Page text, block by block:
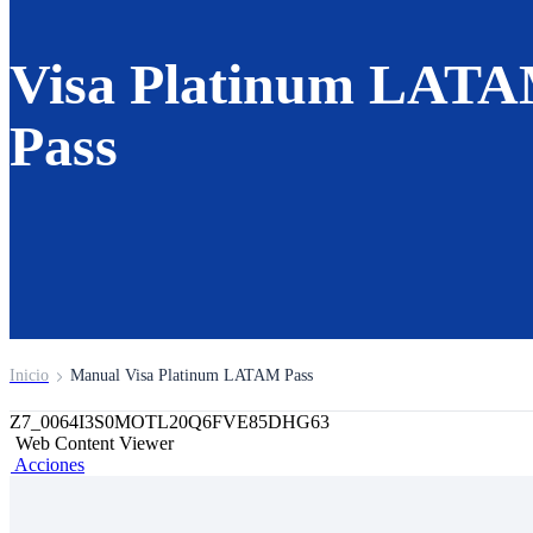
Visa Platinum
Pass
Inicio Manual Visa Platinum LATAM Pass
Z7_0064I3S0MOTL20Q6FVE85DHG63
Web Content Viewer
Acciones